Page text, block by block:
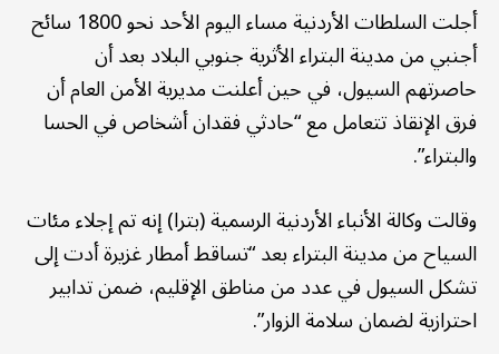
أجلت السلطات الأردنية مساء اليوم الأحد نحو 1800 سائح
أجنبي من مدينة البتراء الأثرية جنوبي البلاد بعد أن
حاصرتهم السيول، في حين أعلنت مديرية الأمن العام أن
فرق الإنقاذ تتعامل مع “حادثي فقدان أشخاص في الحسا
والبتراء”.
وقالت وكالة الأنباء الأردنية الرسمية (بترا) إنه تم إجلاء مئات
السياح من مدينة البتراء بعد “تساقط أمطار غزيرة أدت إلى
تشكل السيول في عدد من مناطق الإقليم، ضمن تدابير
احترازية لضمان سلامة الزوار”.